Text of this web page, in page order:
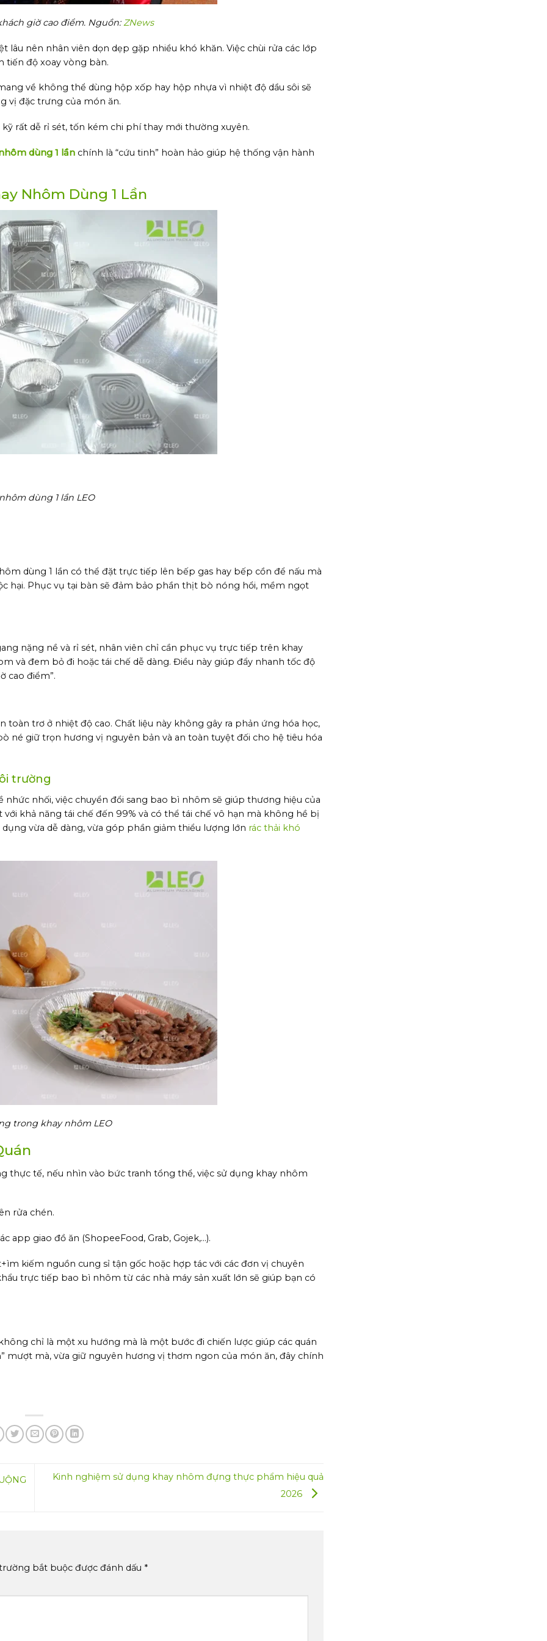
giờ cao điểm. Nguồn:ZNews
lâu nên nhân viên dọn dẹp gặp nhiều khó khăn. Việc chùi rửa các lớp
tiến độ xoay vòng bàn.
về không thể dùng hộp xốp hay hộp nhựa vì nhiệt độ dầu sôi sẽ
vị đặc trưng của món ăn.
rất dễ rỉ sét, tốn kém chi phí thay mới thường xuyên.
dùng 1 lần chính là “cứu tinh” hoàn hảo giúp hệ thống vận hành
Nhôm Dùng 1 Lần
dùng 1 lần LEO
dùng 1 lần có thể đặt trực tiếp lên bếp gas hay bếp cồn để nấu mà
hại. Phục vụ tại bàn sẽ đảm bảo phần thịt bò nóng hổi, mềm ngọt
nặng nề và rỉ sét, nhân viên chỉ cần phục vụ trực tiếp trên khay
và đem bỏ đi hoặc tái chế dễ dàng. Điều này giúp đẩy nhanh tốc độ
cao điểm”.
trơ ở nhiệt độ cao. Chất liệu này không gây ra phản ứng hóa học,
né giữ trọn hương vị nguyên bản và an toàn tuyệt đối cho hệ tiêu hóa
trường
nhối, việc chuyển đổi sang bao bì nhôm sẽ giúp thương hiệu của
khả năng tái chế đến 99% và có thể tái chế vô hạn mà không hề bị
vừa dễ dàng, vừa góp phần giảm thiểu lượng lớn rác thải khó
trong khay nhôm LEO
thực tế, nếu nhìn vào bức tranh tổng thể, việc sử dụng khay nhôm
rửa chén.
app giao đồ ăn (ShopeeFood, Grab, Gojek,…).
kiếm nguồn cung sỉ tận gốc hoặc hợp tác với các đơn vị chuyên
trực tiếp bao bì nhôm từ các nhà máy sản xuất lớn sẽ giúp bạn có
chỉ là một xu hướng mà là một bước đi chiến lược giúp các quán
mượt mà, vừa giữ nguyên hương vị thơm ngon của món ăn, đây chính
Kinh nghiệm sử dụng khay nhôm đựng thực phẩm hiệu quả
2026
bắt buộc được đánh dấu *